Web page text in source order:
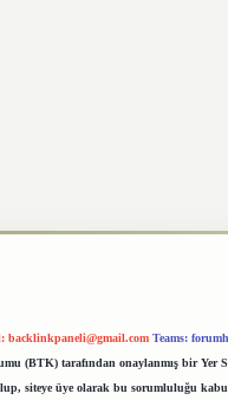
backlinkpaneli@gmail.com Teams:
(BTK) tarafından onaylanmış bir
siteye üye olarak bu sorumluluğu